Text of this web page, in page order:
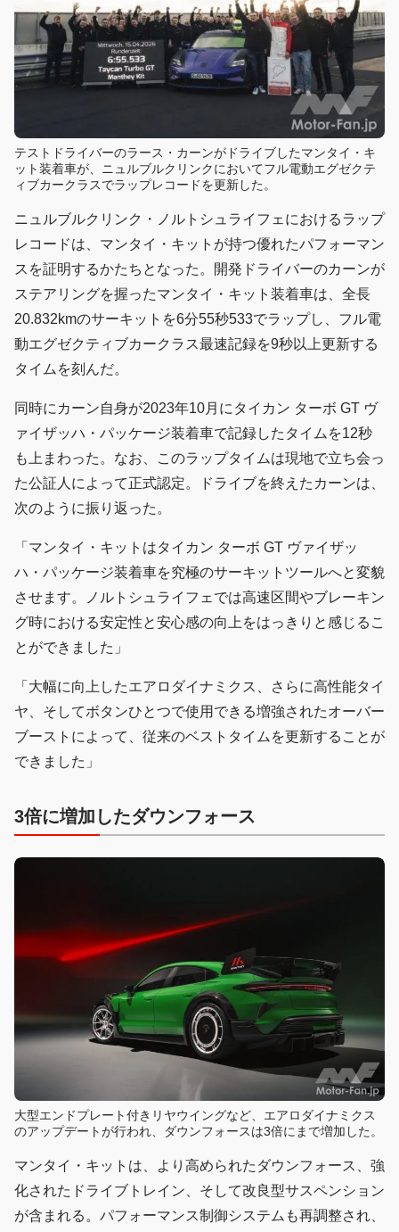
テストドライバーのラース・カーンがドライブしたマンタイ・キ
ット装着車が、ニュルブルクリンクにおいてフル電動エグゼクテ
ィブカークラスでラップレコードを更新した。
ニュルブルクリンク・ノルトシュライフェにおけるラップ
レコードは、マンタイ・キットが持つ優れたパフォーマン
スを証明するかたちとなった。開発ドライバーのカーンが
ステアリングを握ったマンタイ・キット装着車は、全長
20.832kmのサーキットを6分55秒533でラップし、フル電
動エグゼクティブカークラス最速記録を9秒以上更新する
タイムを刻んだ。
同時にカーン自身が2023年10月にタイカン ターボ GT ヴ
ァイザッハ・パッケージ装着車で記録したタイムを12秒
も上まわった。なお、このラップタイムは現地で立ち会っ
た公証人によって正式認定。ドライブを終えたカーンは、
次のように振り返った。
「マンタイ・キットはタイカン ターボ GT ヴァイザッ
ハ・パッケージ装着車を究極のサーキットツールへと変貌
させます。ノルトシュライフェでは高速区間やブレーキン
グ時における安定性と安心感の向上をはっきりと感じるこ
とができました」
「大幅に向上したエアロダイナミクス、さらに高性能タイ
ヤ、そしてボタンひとつで使用できる増強されたオーバー
ブーストによって、従来のベストタイムを更新することが
できました」
3倍に増加したダウンフォース
大型エンドプレート付きリヤウイングなど、エアロダイナミクス
のアップデートが行われ、ダウンフォースは3倍にまで増加した。
マンタイ・キットは、より高められたダウンフォース、強
化されたドライブトレイン、そして改良型サスペンション
が含まれる。パフォーマンス制御システムも再調整され、